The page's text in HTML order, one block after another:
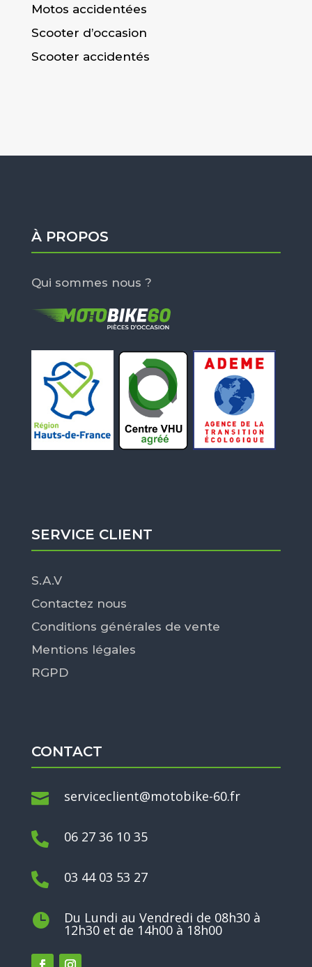
Motos accidentées
Scooter d’occasion
Scooter accidentés
À PROPOS
Qui sommes nous ?
SERVICE CLIENT
S.A.V
Contactez nous
Conditions générales de vente
Mentions légales
RGPD
CONTACT
 serviceclient@motobike-60.fr
 06 27 36 10 35
 03 44 03 53 27
 Du Lundi au Vendredi de 08h30 à
12h30 et de 14h00 à 18h00